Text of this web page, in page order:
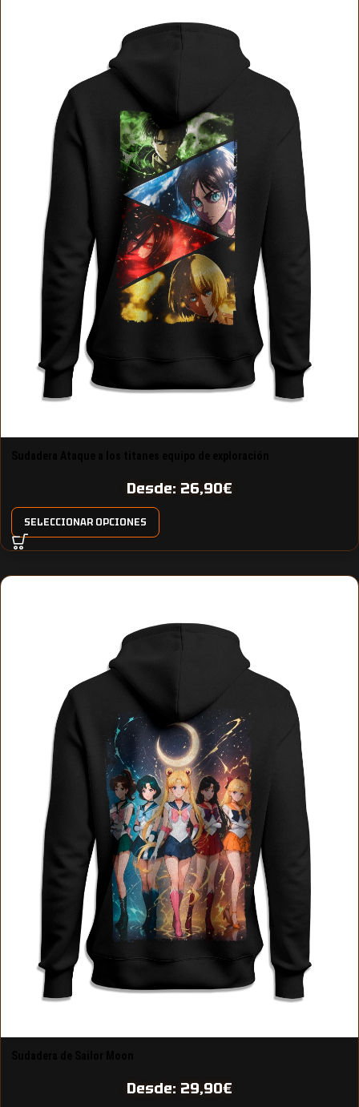
Desde: 26,90€
SELECCIONAR OPCIONES
Desde: 29,90€